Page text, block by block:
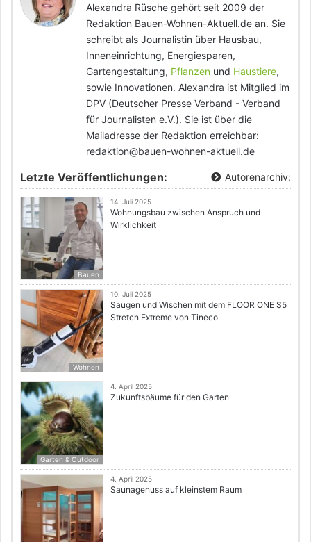
Alexandra Rüsche gehört seit 2009 der
Redaktion Bauen-Wohnen-Aktuell.de an. Sie
schreibt als Journalistin über Hausbau,
Inneneinrichtung, Energiesparen,
Gartengestaltung, Pflanzen und Haustiere,
sowie Innovationen. Alexandra ist Mitglied im
DPV (Deutscher Presse Verband - Verband
für Journalisten e.V.). Sie ist über die
Mailadresse der Redaktion erreichbar:
redaktion@bauen-wohnen-aktuell.de
Letzte Veröffentlichungen: Autorenarchiv:
Bauen
14. Juli 2025
Wohnungsbau zwischen Anspruch und
Wirklichkeit
Wohnen
10. Juli 2025
Saugen und Wischen mit dem FLOOR ONE S5
Stretch Extreme von Tineco
Garten & Outdoor
4. April 2025
Zukunftsbäume für den Garten
4. April 2025
Saunagenuss auf kleinstem Raum